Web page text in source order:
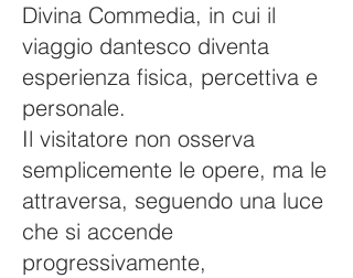
Divina Commedia, in cui il
viaggio dantesco diventa
esperienza fisica, percettiva e
personale.
Il visitatore non osserva
semplicemente le opere, ma le
attraversa, seguendo una luce
che si accende
progressivamente,